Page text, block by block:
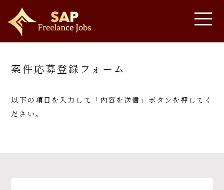
案件応募登録フォーム
以下の項目を入力して「内容を送信」ボタンを押してく
ださい。